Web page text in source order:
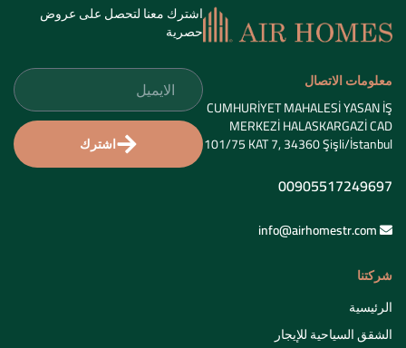
معلومات الاتصال
CUMHURİYET MAHALESİ YASAN İŞ
MERKEZİ HALASKARGAZİ CAD
101/75 KAT 7, 34360 Şişli/İstanbul
00905517249697
info@airhomestr.com
شركتنا
الرئيسية
الشقق السياحية للإيجار
اشترك معنا لتحصل على عروض
حصرية
اشترك